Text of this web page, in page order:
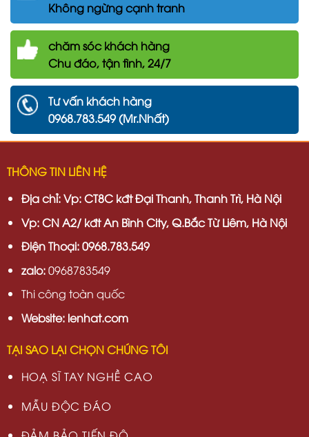
Không ngừng cạnh tranh
chămsóc khách hàng
Chu đáo, tận tình, 24/7
Tư vấn khách hàng
0968.783.549 (Mr.Nhất)
THÔNG TIN LIÊN HỆ
Địa chỉ: Vp: CT8C kđt Đại Thanh, Thanh Trì, Hà Nội
Vp: CN A2/ kđt An Bình City, Q.Bắc Từ Liêm, Hà Nội
Điện Thoại: 0968.783.549
zalo:0968783549
Thi công toàn quốc
Website: lenhat.com
TẠI SAO LẠI CHỌN CHÚNG TÔI
HOẠ SĨ TAY NGHỀ CAO
MẪU ĐỘC ĐÁO